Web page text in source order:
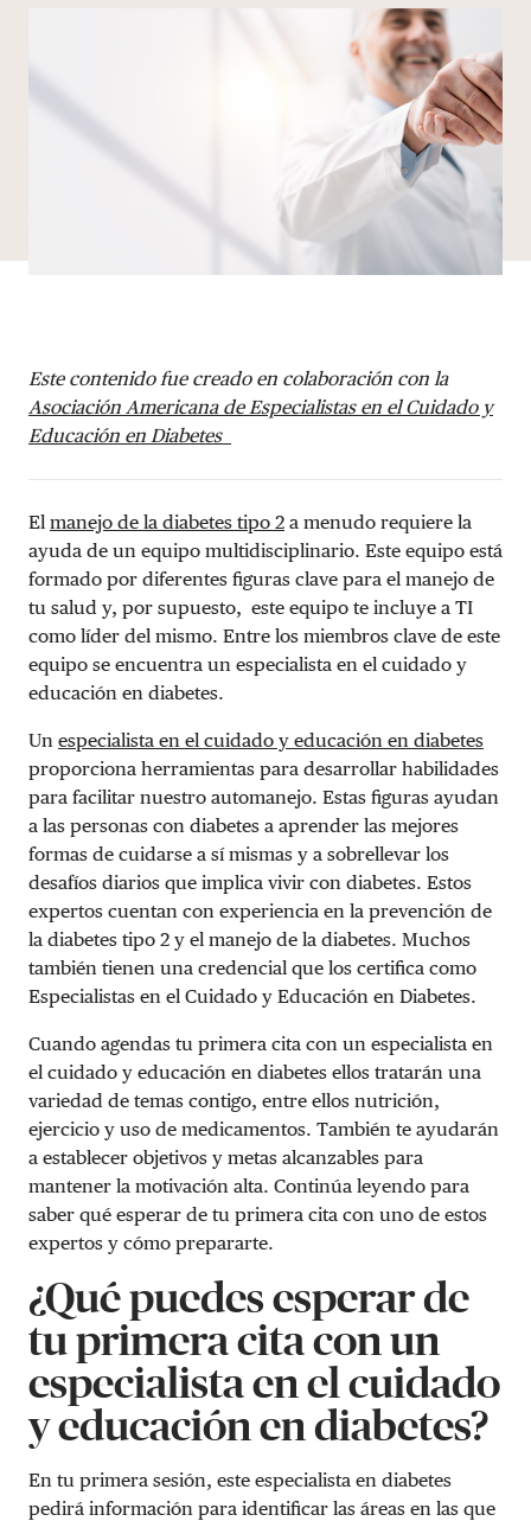
Este contenido fue creado en colaboración con la
Asociación Americana deEspecialistas en el Cuidado y
Educación en Diabetes
El manejo de la diabetes tipo 2 a menudo requiere la
ayuda de un equipo multidisciplinario. Este equipo está
formado por diferentes figuras clave para el manejo de
tu salud y, por supuesto, este equipo te incluye a TI
como líder del mismo. Entre los miembros clave de este
equipo se encuentra un especialista en el cuidado y
educación en diabetes.
Un especialista en el cuidado y educación en diabetes
proporciona herramientas para desarrollar habilidades
para facilitar nuestro automanejo. Estas figuras ayudan
a las personas con diabetes a aprender las mejores
formas de cuidarse a sí mismas y a sobrellevar los
desafíos diarios que implica vivir con diabetes. Estos
expertos cuentan con experiencia en la prevención de
la diabetes tipo 2 y el manejo de la diabetes. Muchos
también tienen una credencial que los certifica como
Especialistas en el Cuidado y Educación en Diabetes.
Cuando agendas tu primera cita con un especialista en
el cuidado y educación en diabetes ellos tratarán una
variedad de temas contigo, entre ellos nutrición,
ejercicio y uso de medicamentos. También te ayudarán
a establecer objetivos y metas alcanzables para
mantener la motivación alta. Continúa leyendo para
saber qué esperar de tu primera cita con uno de estos
expertos y cómo prepararte.
¿Qué puedes esperar de
tu primera cita con un
especialista en el cuidado
y educación en diabetes?
En tu primera sesión, este especialista en diabetes
pedirá información para identificar las áreas en las que